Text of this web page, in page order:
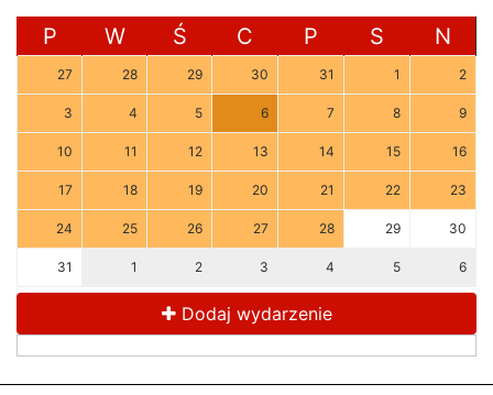
P W Ś C P S N
27 28 29 30 31 1 2
3 4 5 6 7 8 9
10 11 12 13 14 15 16
17 18 19 20 21 22 23
24 25 26 27 28 29 30
31 1 2 3 4 5 6
Dodaj wydarzenie